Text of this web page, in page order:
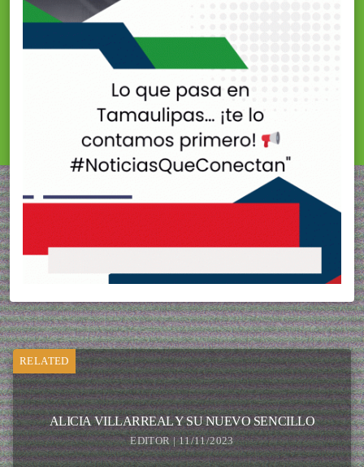
RELATED
ALICIA VILLARREAL Y SU NUEVO SENCILLO
EDITOR | 11/11/2023